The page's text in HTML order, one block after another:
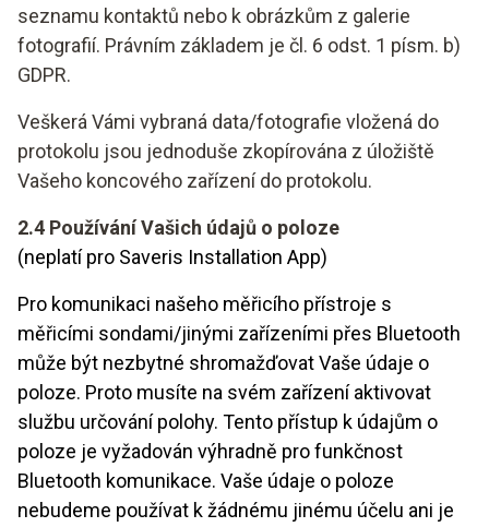
seznamu kontaktů nebo k obrázkům z galerie
fotografií. Právním základem je čl. 6 odst. 1 písm. b)
GDPR.
Veškerá Vámi vybraná data/fotografie vložená do
protokolu jsou jednoduše zkopírována z úložiště
Vašeho koncového zařízení do protokolu.
2.4 Používání Vašich údajů o poloze
(neplatí pro Saveris Installation App)
Pro komunikaci našeho měřicího přístroje s
měřicími sondami/jinými zařízeními přes Bluetooth
může být nezbytné shromažďovat Vaše údaje o
poloze. Proto musíte na svém zařízení aktivovat
službu určování polohy. Tento přístup k údajům o
poloze je vyžadován výhradně pro funkčnost
Bluetooth komunikace. Vaše údaje o poloze
nebudeme používat k žádnému jinému účelu ani je